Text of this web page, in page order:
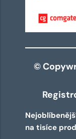
©
na tisíce